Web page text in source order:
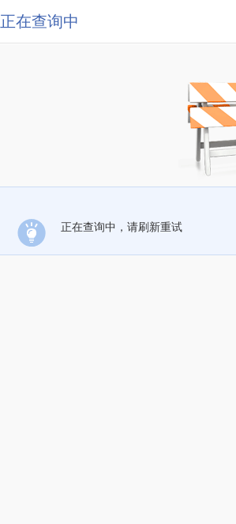
正在查询中
正在查询中，请刷新重试